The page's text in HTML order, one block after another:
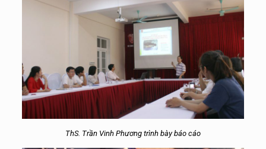
ThS. Trần Vinh Phương trình bày báo cáo